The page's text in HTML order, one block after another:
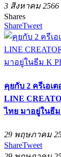
3 สิงหาคม 2566
Shares
ShareTweet
คุยกับ 2 ครีเอเ
LINE
ไทย มาอยู่ในธี
29 พฤษภาคม
ShareTweet